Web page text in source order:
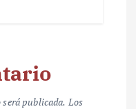
publicada. Los